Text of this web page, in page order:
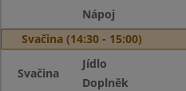
Nápoj
Svačina (14:30 - 15:00)
Svačina
Jídlo
Doplněk